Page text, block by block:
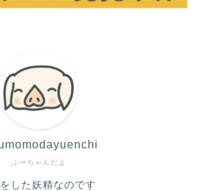
ぷーちゃんだよ
した妖精なのです